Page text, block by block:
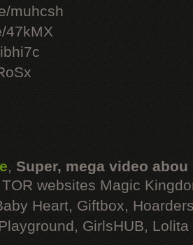
muhcsh
47kMX
, Super, mega video abou
websites Magic
Heart, Giftbox,
GirlsHUB, Lolita